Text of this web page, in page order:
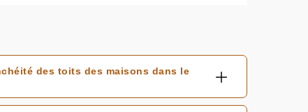
des toits des maisons dans le